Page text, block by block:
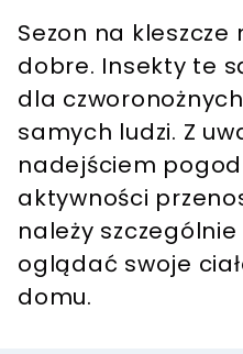
Sezon na kleszcze
dobre. Insekty te
dla
samych ludzi. Z
nadejściem
aktywności
należy
oglądać swoje
domu.